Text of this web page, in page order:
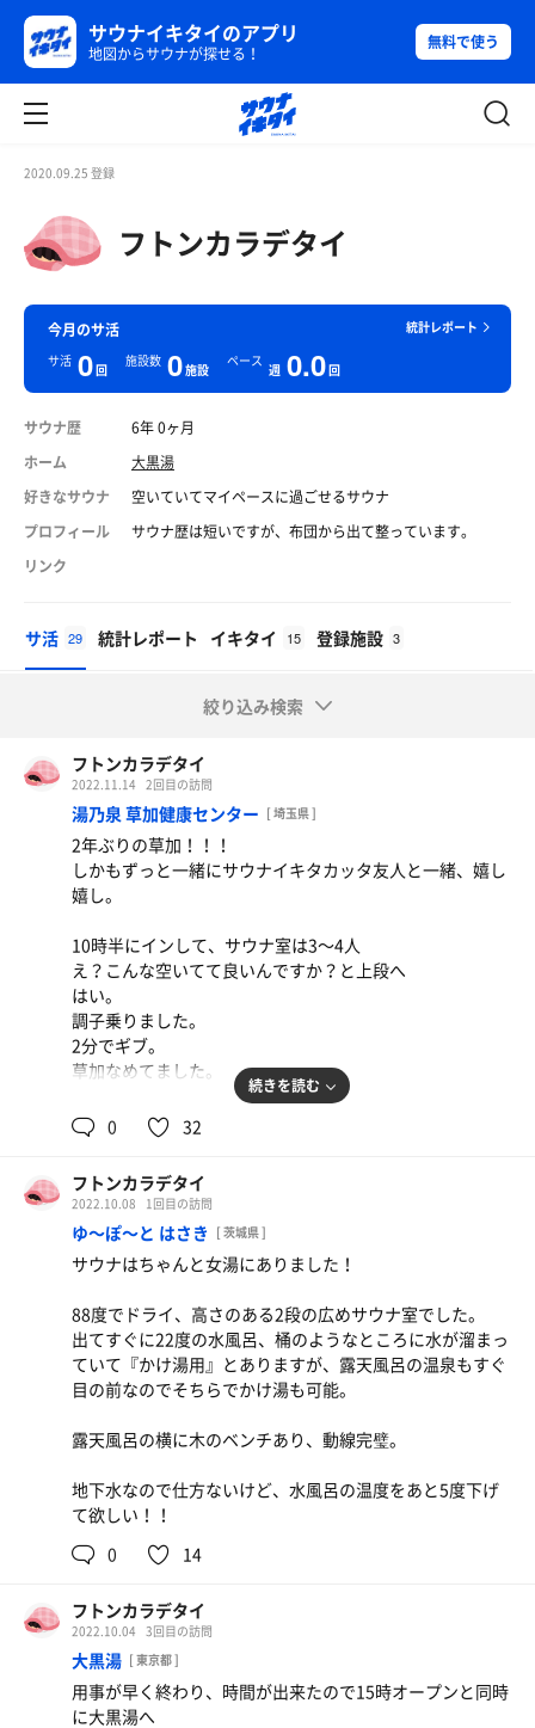
サウナイキタイのアプリ
地図からサウナが探せる！
無料で使う
2020.09.25 登録
フトンカラデタイ
統計レポート
今月のサ活
サ活 0回
施設数 0施設
ペース
週 0.0回
サウナ歴
6年 0ヶ月
ホーム
大黒湯
好きなサウナ
空いていてマイペースに過ごせるサウナ
プロフィール
サウナ歴は短いですが、布団から出て整っています。
リンク
サ活 29 統計レポート イキタイ 15 登録施設 3
絞り込み検索
フトンカラデタイ
2022.11.14 2回目の訪問
湯乃泉 草加健康センター [ 埼玉県 ]
2年ぶりの草加！！！
しかもずっと一緒にサウナイキタカッタ友人と一緒、嬉し
嬉し。
10時半にインして、サウナ室は3〜4人
え？こんな空いてて良いんですか？と上段へ
はい。
調子乗りました。
2分でギブ。
草加なめてました。
■サウナ
死ぬほど熱い
上段4分、中断5分、下段8分が最長
一番下でも汗だっくだく。
■水風呂
・15.6度、羽衣なんかまとえない。
■■感想■■
久しぶりの草加
記憶よりかなり熱かった、死にかけた。
死んでたかも。
続きを読む
0 32
フトンカラデタイ
2022.10.08 1回目の訪問
ゆ〜ぽ〜と はさき [ 茨城県 ]
サウナはちゃんと女湯にありました！
88度でドライ、高さのある2段の広めサウナ室でした。
出てすぐに22度の水風呂、桶のようなところに水が溜まっ
ていて『かけ湯用』とありますが、露天風呂の温泉もすぐ
目の前なのでそちらでかけ湯も可能。
露天風呂の横に木のベンチあり、動線完璧。
地下水なので仕方ないけど、水風呂の温度をあと5度下げ
て欲しい！！
0
14
フトンカラデタイ
2022.10.04 3回目の訪問
大黒湯 [ 東京都 ]
用事が早く終わり、時間が出来たので15時オープンと同時
に大黒湯へ